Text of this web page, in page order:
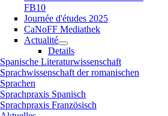
FB10
Journée d'études 2025
CaNoFF Mediathek
Actualité
Details
Spanische Literaturwissenschaft
Sprachwissenschaft der romanischen
Sprachen
Sprachpraxis Spanisch
Sprachpraxis Französisch